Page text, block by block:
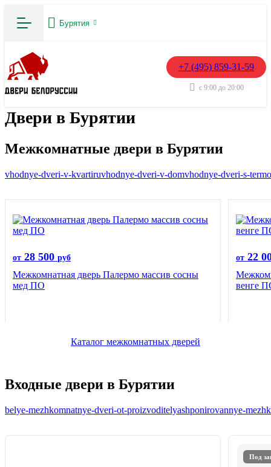
Бурятия
+7 (495) 859-31-59
с 9:00 до 20:00
Двери в Бурятии
Межкомнатные двери в Бурятии
vhodnye-dveri-v-kvartiruvhodnye-dveri-v-domvhodnye-dveri-s-
от 28 500 руб
Межкомнатная дверь Палермо массив сосны
мед ПО
от 22
венге
Каталог межкомнатных дверей
Входные двери в Бурятии
belye-mezhkomnatnye-dveri-ot-proizvoditelyashponirovannye-
Под